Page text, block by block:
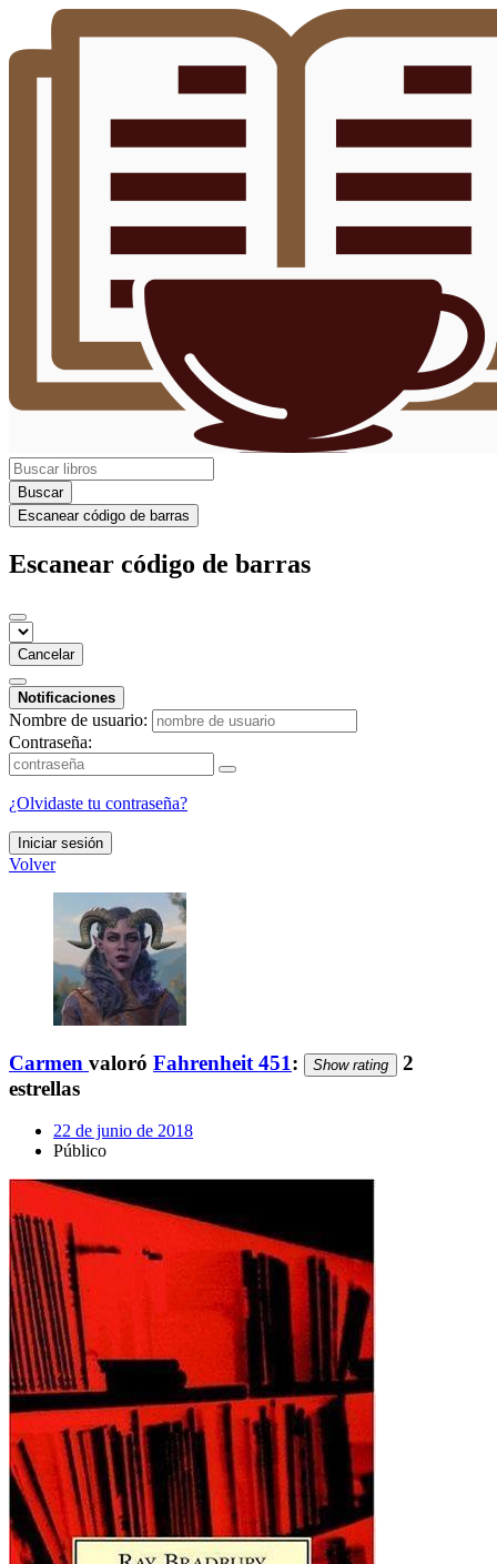
Buscar
Escanear código de barras
Escanear código de barras
Cancelar
Notificaciones
Nombre de usuario:
Contraseña:
¿Olvidaste tu contraseña?
Iniciar sesión
Volver
Carmen valoró Fahrenheit 451: Show rating
2
estrellas
22 de junio de 2018
Público